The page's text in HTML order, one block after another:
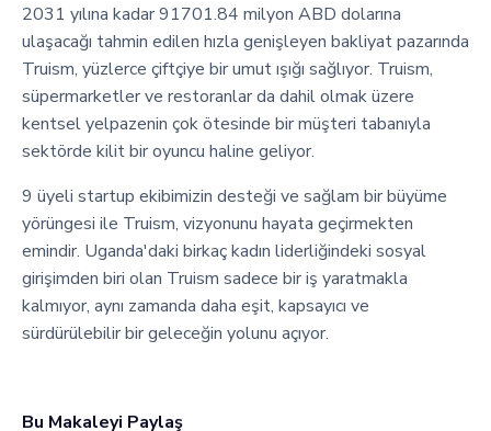
2031 yılına kadar 91701.84 milyon ABD dolarına
ulaşacağı tahmin edilen hızla genişleyen bakliyat pazarında
Truism, yüzlerce çiftçiye bir umut ışığı sağlıyor. Truism,
süpermarketler ve restoranlar da dahil olmak üzere
kentsel yelpazenin çok ötesinde bir müşteri tabanıyla
sektörde kilit bir oyuncu haline geliyor.
9 üyeli startup ekibimizin desteği ve sağlam bir büyüme
yörüngesi ile Truism, vizyonunu hayata geçirmekten
emindir. Uganda'daki birkaç kadın liderliğindeki sosyal
girişimden biri olan Truism sadece bir iş yaratmakla
kalmıyor, aynı zamanda daha eşit, kapsayıcı ve
sürdürülebilir bir geleceğin yolunu açıyor.
Bu Makaleyi Paylaş